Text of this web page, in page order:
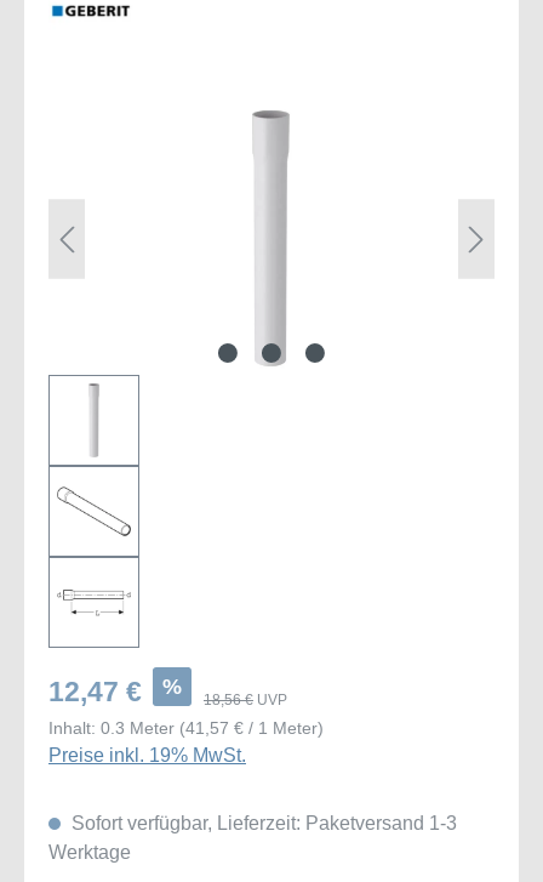
Bildergalerie überspringen
12,47 € %
18,56 € UVP
Inhalt: 0.3 Meter (41,57 € / 1 Meter)
Preise inkl. 19% MwSt.
Sofort verfügbar, Lieferzeit: Paketversand 1-3
Werktage